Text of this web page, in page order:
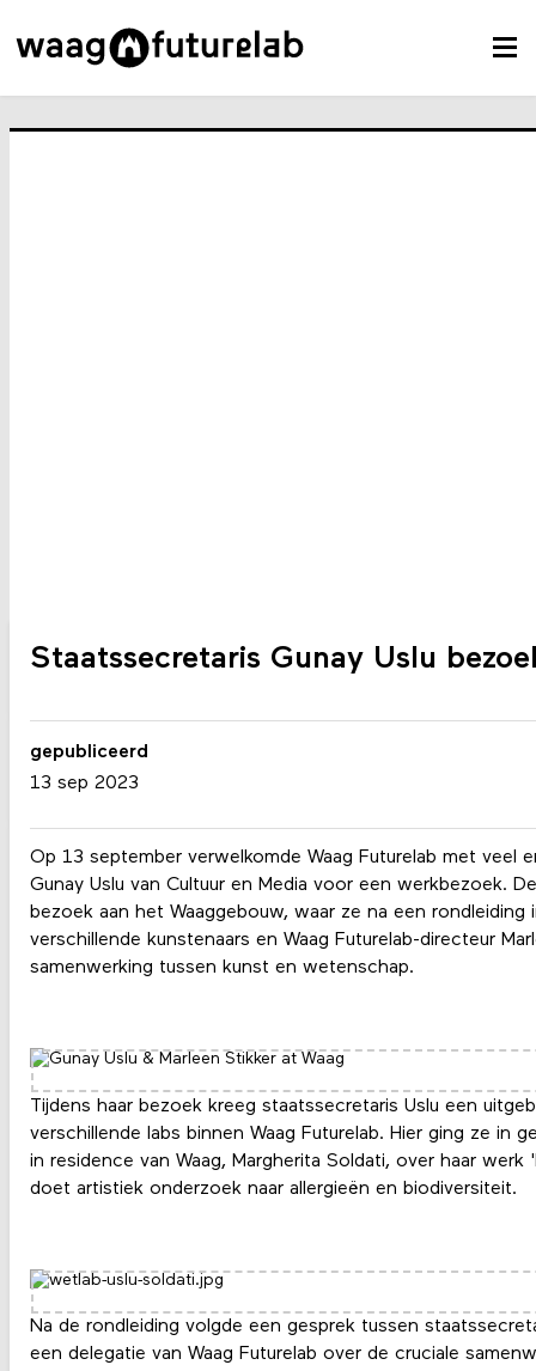
Staatssecretaris Gunay Uslu
Op 13 september verwelkomde Waag Futurelab met veel
Gunay Uslu van Cultuur en Media voor een werkbezoek.
bezoek aan het Waaggebouw, waar ze na een rondleiding
verschillende kunstenaars en Waag Futurelab-directeur
samenwerking tussen kunst en wetenschap.
Tijdens haar bezoek kreeg staatssecretaris Uslu een
verschillende labs binnen Waag Futurelab. Hier ging ze in
in residence van Waag, Margherita Soldati, over haar
doet artistiek onderzoek naar allergieën en biodiversiteit.
Na de rondleiding volgde een gesprek tussen
een delegatie van Waag Futurelab over de cruciale
gepubliceerd
13 sep 2023